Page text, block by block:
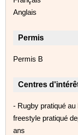
Anglais
Permis
Permis B
Centres
- Rugby pratiqué
freestyle pratiqué
ans